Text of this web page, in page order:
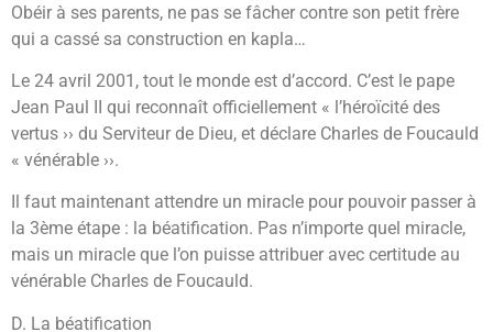
Obéir à ses parents, ne pas se fâcher contre son petit frère
qui a cassé sa construction en kapla…
Le 24 avril 2001, tout le monde est d’accord. C’est le pape
Jean Paul II qui reconnaît officiellement « l’héroïcité des
vertus ›› du Serviteur de Dieu, et déclare Charles de Foucauld
« vénérable ››.
Il faut maintenant attendre un miracle pour pouvoir passer à
la 3ème étape : la béatification. Pas n’importe quel miracle,
mais un miracle que l’on puisse attribuer avec certitude au
vénérable Charles de Foucauld.
D. La béatification